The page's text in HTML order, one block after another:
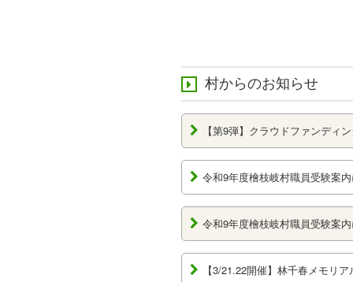
村からのお知らせ
【第9弾】クラウドファンディ
令和9年度檜枝岐村職員受験案
令和9年度檜枝岐村職員受験案
【3/21.22開催】林千春メモリ